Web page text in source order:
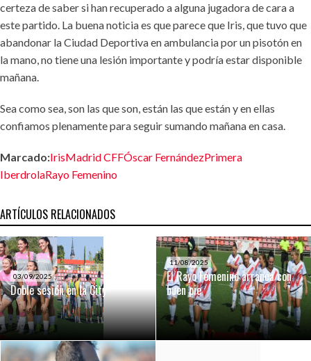
certeza de saber si han recuperado a alguna jugadora de cara a
este partido. La buena noticia es que parece que Iris, que tuvo que
abandonar la Ciudad Deportiva en ambulancia por un pisotón en
la mano, no tiene una lesión importante y podría estar disponible
mañana.
Sea como sea, son las que son, están las que están y en ellas
confiamos plenamente para seguir sumando mañana en casa.
Marcado:IrisMadrid CFFÓscar FernándezPrimera
IberdrolaRayo Femenino
ARTÍCULOS RELACIONADOS
03/09/2025
Doble sesión en la City
11/08/2025
El Rayo Femenino arranca con
buen pie